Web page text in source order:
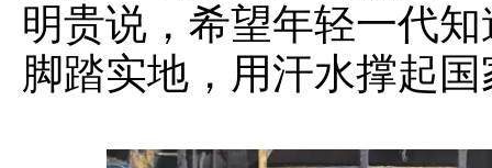
明贵说，希望年轻一代
脚踏实地，用汗水撑起